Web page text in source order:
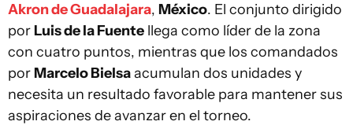
Akron de Guadalajara, México. El conjunto dirigido
por Luis de la Fuente llega como líder de la zona
con cuatro puntos, mientras que los comandados
por Marcelo Bielsaacumulan dos unidades y
necesita un resultado favorable para mantener sus
aspiraciones de avanzar en el torneo.